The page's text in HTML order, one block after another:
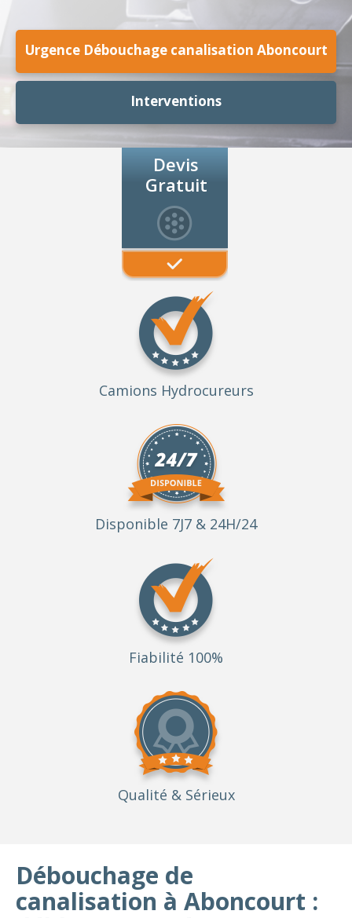
Urgence Débouchage canalisation Aboncourt
Interventions
Devis
Gratuit
Camions Hydrocureurs
Disponible 7J7 & 24H/24
Fiabilité 100%
Qualité & Sérieux
Débouchage de
canalisation à Aboncourt :